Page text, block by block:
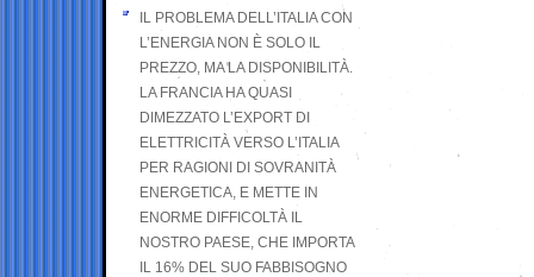
IL PROBLEMA DELL’ITALIA CON
L’ENERGIA NON È SOLO IL
PREZZO, MA LA DISPONIBILITÀ.
LA FRANCIA HA QUASI
DIMEZZATO L’EXPORT DI
ELETTRICITÀ VERSO L’ITALIA
PER RAGIONI DI SOVRANITÀ
ENERGETICA, E METTE IN
ENORME DIFFICOLTÀ IL
NOSTRO PAESE, CHE IMPORTA
IL 16% DEL SUO FABBISOGNO